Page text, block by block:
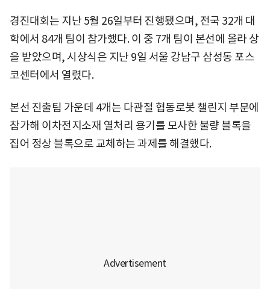
경진대회는 지난 5월 26일부터 진행됐으며, 전국 32개 대
학에서 84개 팀이 참가했다. 이 중 7개 팀이 본선에 올라 상
을 받았으며, 시상식은 지난 9일 서울 강남구 삼성동 포스
코센터에서 열렸다.
본선 진출팀 가운데 4개는 다관절 협동로봇 챌린지 부문에
참가해 이차전지소재 열처리 용기를 모사한 불량 블록을
집어 정상 블록으로 교체하는 과제를 해결했다.